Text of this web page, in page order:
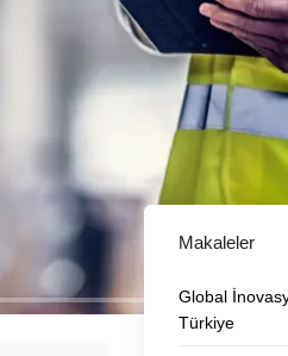
Makaleler
Global
Türkiye